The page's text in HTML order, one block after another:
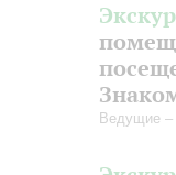
Ведущие –